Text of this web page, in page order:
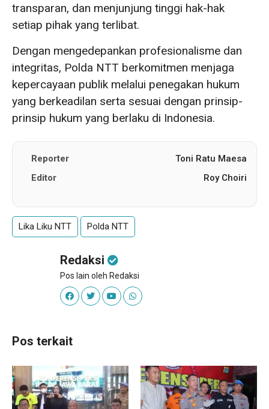
transparan, dan menjunjung tinggi hak-hak
setiap pihak yang terlibat.
Dengan mengedepankan profesionalisme dan
integritas, Polda NTT berkomitmen menjaga
kepercayaan publik melalui penegakan hukum
yang berkeadilan serta sesuai dengan prinsip-
prinsip hukum yang berlaku di Indonesia.
Reporter
Toni Ratu Maesa
Editor
Roy Choiri
Lika Liku NTT Polda NTT
Redaksi
Pos lain oleh Redaksi
Pos terkait